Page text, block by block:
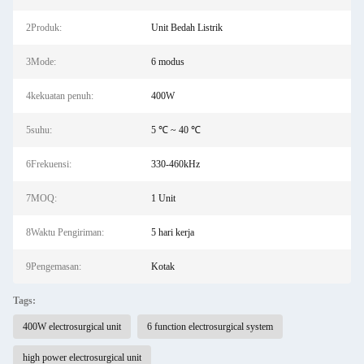
2Produk: Unit Bedah Listrik
3Mode: 6 modus
4kekuatan penuh: 400W
5suhu: 5 ℃ ~ 40 ℃
6Frekuensi: 330-460kHz
7MOQ: 1 Unit
8Waktu Pengiriman: 5 hari kerja
9Pengemasan: Kotak
Tags:
400W electrosurgical unit 6 function electrosurgical system
high power electrosurgical unit